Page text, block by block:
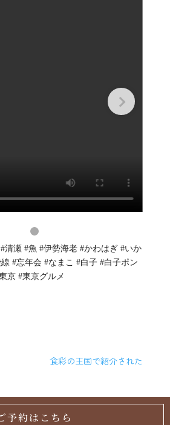
清瀬 #魚 #伊勢海老 #かわはぎ #いか
#忘年会 #なまこ #白子 #白子ポン
京 #東京グルメ
食彩の王国で紹介された
予約はこちら